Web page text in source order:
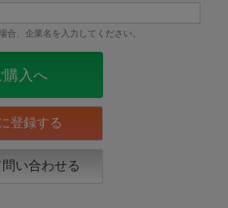
合、企業名を入力してください。
購入へ
い合わせる
登録する